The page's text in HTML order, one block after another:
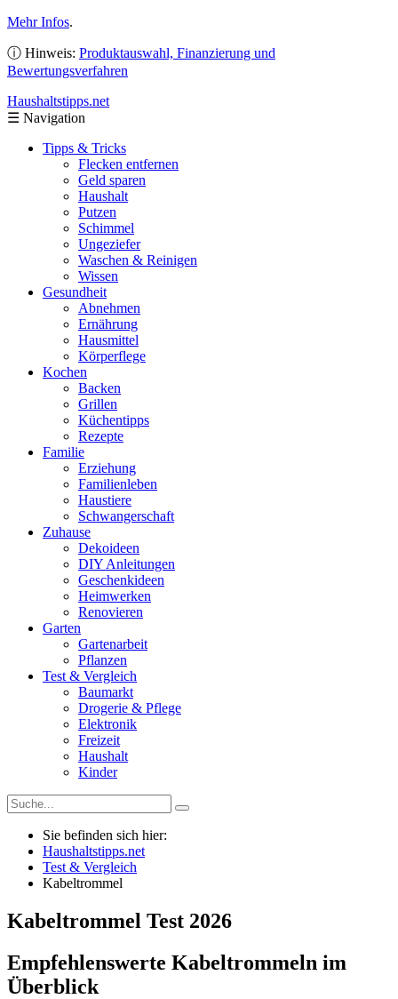
Mehr Infos.
ⓘ Hinweis: Produktauswahl, Finanzierung und
Bewertungsverfahren
Haushaltstipps.net
☰ Navigation
Tipps & Tricks
Flecken entfernen
Geld sparen
Haushalt
Putzen
Schimmel
Ungeziefer
Waschen & Reinigen
Wissen
Gesundheit
Abnehmen
Ernährung
Hausmittel
Körperflege
Kochen
Backen
Grillen
Küchentipps
Rezepte
Familie
Erziehung
Familienleben
Haustiere
Schwangerschaft
Zuhause
Dekoideen
DIY Anleitungen
Geschenkideen
Heimwerken
Renovieren
Garten
Gartenarbeit
Pflanzen
Test & Vergleich
Baumarkt
Drogerie & Pflege
Elektronik
Freizeit
Haushalt
Kinder
Sie befinden sich hier:
Haushaltstipps.net
Test & Vergleich
Kabeltrommel
Kabeltrommel Test 2026
Empfehlenswerte Kabeltrommeln im
Überblick